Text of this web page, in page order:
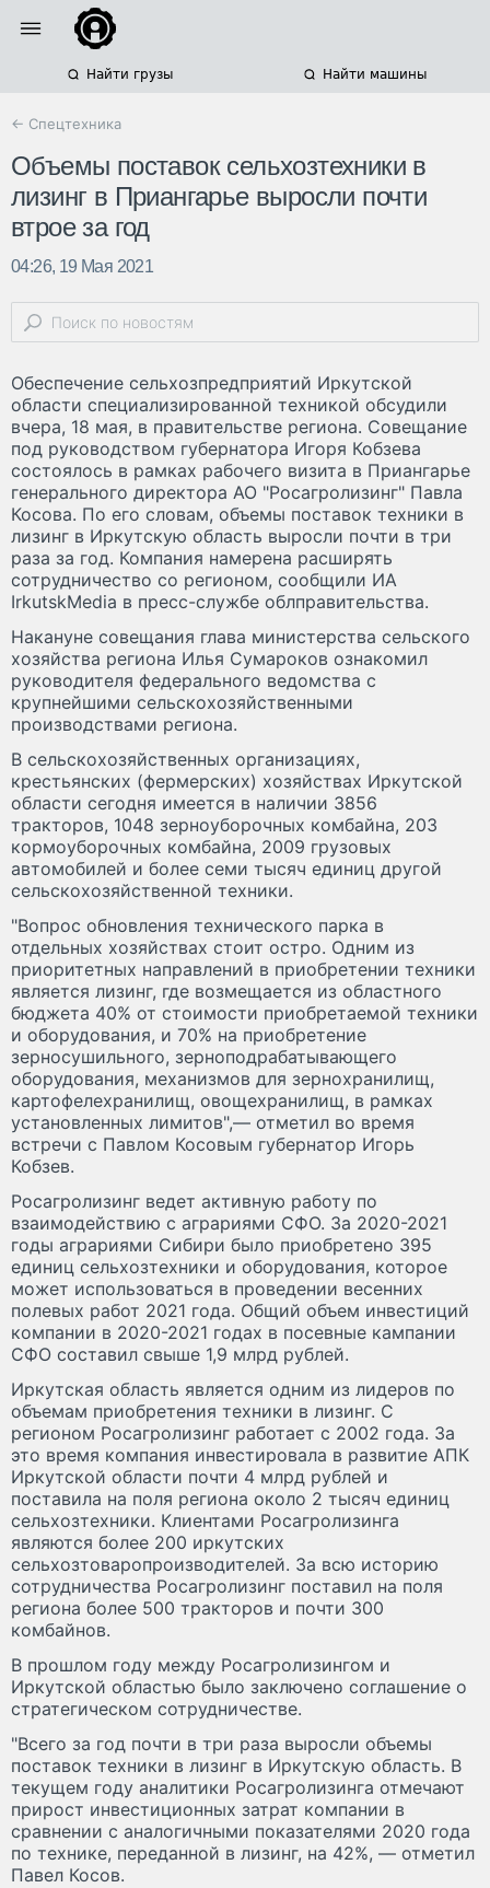
Найти грузы Найти машины
← Спецтехника
Объемы поставок сельхозтехники в
лизинг в Приангарье выросли почти
втрое за год
04:26, 19 Мая 2021
Обеспечение сельхозпредприятий Иркутской
области специализированной техникой обсудили
вчера, 18 мая, в правительстве региона. Совещание
под руководством губернатора Игоря Кобзева
состоялось в рамках рабочего визита в Приангарье
генерального директора АО "Росагролизинг" Павла
Косова. По его словам, объемы поставок техники в
лизинг в Иркутскую область выросли почти в три
раза за год. Компания намерена расширять
сотрудничество со регионом, сообщили ИА
IrkutskMedia в пресс-службе облправительства.
Накануне совещания глава министерства сельского
хозяйства региона Илья Сумароков ознакомил
руководителя федерального ведомства с
крупнейшими сельскохозяйственными
производствами региона.
В сельскохозяйственных организациях,
крестьянских (фермерских) хозяйствах Иркутской
области сегодня имеется в наличии 3856
тракторов, 1048 зерноуборочных комбайна, 203
кормоуборочных комбайна, 2009 грузовых
автомобилей и более семи тысяч единиц другой
сельскохозяйственной техники.
"Вопрос обновления технического парка в
отдельных хозяйствах стоит остро. Одним из
приоритетных направлений в приобретении техники
является лизинг, где возмещается из областного
бюджета 40% от стоимости приобретаемой техники
и оборудования, и 70% на приобретение
зерносушильного, зерноподрабатывающего
оборудования, механизмов для зернохранилищ,
картофелехранилищ, овощехранилищ, в рамках
установленных лимитов",— отметил во время
встречи с Павлом Косовым губернатор Игорь
Кобзев.
Росагролизинг ведет активную работу по
взаимодействию с аграриями СФО. За 2020-2021
годы аграриями Сибири было приобретено 395
единиц сельхозтехники и оборудования, которое
может использоваться в проведении весенних
полевых работ 2021 года. Общий объем инвестиций
компании в 2020-2021 годах в посевные кампании
СФО составил свыше 1,9 млрд рублей.
Иркутская область является одним из лидеров по
объемам приобретения техники в лизинг. С
регионом Росагролизинг работает с 2002 года. За
это время компания инвестировала в развитие АПК
Иркутской области почти 4 млрд рублей и
поставила на поля региона около 2 тысяч единиц
сельхозтехники. Клиентами Росагролизинга
являются более 200 иркутских
сельхозтоваропроизводителей. За всю историю
сотрудничества Росагролизинг поставил на поля
региона более 500 тракторов и почти 300
комбайнов.
В прошлом году между Росагролизингом и
Иркутской областью было заключено соглашение о
стратегическом сотрудничестве.
"Всего за год почти в три раза выросли объемы
поставок техники в лизинг в Иркутскую область. В
текущем году аналитики Росагролизинга отмечают
прирост инвестиционных затрат компании в
сравнении с аналогичными показателями 2020 года
по технике, переданной в лизинг, на 42%, — отметил
Павел Косов.